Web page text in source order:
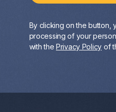
By clicking on the button,
processing of your
with the Privacy Policy of